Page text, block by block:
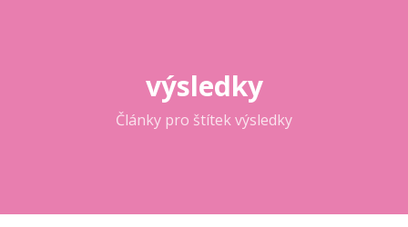
výsledky
Články pro štítek výsledky